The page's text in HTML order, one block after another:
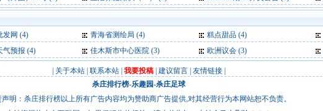
发网 (4) 青海省测绘局 (4) 糕点甜品 (4)
气预报 (4) 佳木斯市中心医院 (3) 欧洲议会 (3)
关于本站 联系本站 我要投稿 建议留言 友情链接
杀庄排行榜-乐趣园-杀庄足球
声明：杀庄排行榜以上所有广告内容均为赞助商广告提供,对其经营行为本网站恕不负责。